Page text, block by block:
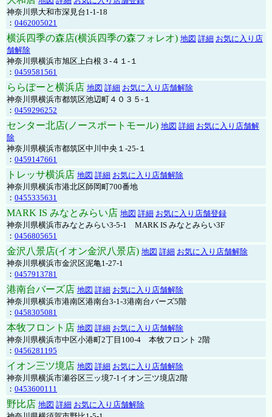
神奈川県大和市深見台1-1-18
： 0462005021
横浜四季の森店(横浜四季の森フォレオ) 地図 詳細 お気に入り店
舗解除
神奈川県横浜市旭区上白根３-４１-１
： 0459581561
ららぽーと横浜店 地図 詳細 お気に入り店舗解除
神奈川県横浜市都筑区池辺町４０３５-１
： 0459296252
センター北店(ノースポートモール) 地図 詳細 お気に入り店舗解
除
神奈川県横浜市都筑区中川中央１-25-１
： 0459147661
トレッサ横浜店 地図 詳細 お気に入り店舗解除
神奈川県横浜市港北区師岡町700番地
： 0455335631
MARK IS みなとみらい店 地図 詳細 お気に入り店舗登録
神奈川県横浜市みなとみらい3-5-1 MARK IS みなとみらい3F
： 0456805651
金沢八景店(イオン金沢八景店) 地図 詳細 お気に入り店舗解除
神奈川県横浜市金沢区泥亀1-27-1
： 0457913781
港南台バーズ店 地図 詳細 お気に入り店舗解除
神奈川県横浜市港南区港南台3-1-3港南台バーズ5階
： 0458305081
本牧フロント店 地図 詳細 お気に入り店舗解除
神奈川県横浜市中区小港町2丁目100-4 本牧フロント 2階
： 0456281195
イオン三ツ境店 地図 詳細 お気に入り店舗解除
神奈川県横浜市瀬谷区三ッ境7-1イオン三ツ境店2階
： 0453600111
野比店 地図 詳細 お気に入り店舗解除